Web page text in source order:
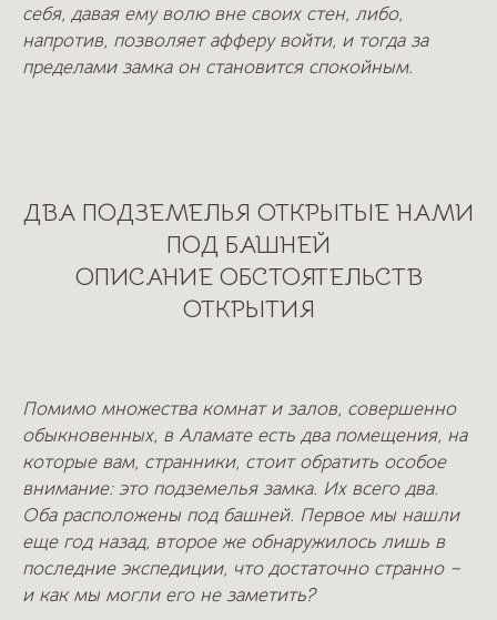
себя, давая ему волю вне своих стен, либо,
напротив, позволяет афферу войти, и тогда за
пределами замка он становится спокойным.
ДВА ПОДЗЕМЕЛЬЯ ОТКРЫТЫЕ НАМИ
ПОД БАШНЕЙ
ОПИСАНИЕ ОБСТОЯТЕЛЬСТВ
ОТКРЫТИЯ
Помимо множества комнат и залов, совершенно
обыкновенных, в Аламате есть два помещения, на
которые вам, странники, стоит обратить особое
внимание: это подземелья замка. Их всего два.
Оба расположены под башней. Первое мы нашли
еще год назад, второе же обнаружилось лишь в
последние экспедиции, что достаточно странно –
и как мы могли его не заметить?